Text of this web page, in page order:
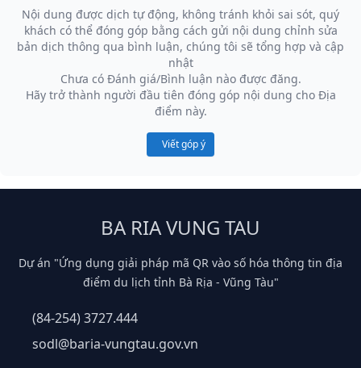
Nội dung được dịch tự động, không tránh khỏi sai sót, quý
khách có thể đóng góp bằng cách gửi nội dung chỉnh sửa
bản dịch thông qua bình luận, chúng tôi sẽ tổng hợp và cập
nhật
Chưa có Đánh giá/Bình luận nào được đăng.
Hãy trở thành người đầu tiên đóng góp nội dung cho Địa
điểm này.
Viết góp ý
BA RIA VUNG TAU
Dự án "Ứng dụng giải pháp mã QR vào số hóa thông tin địa
điểm du lịch tỉnh Bà Rịa - Vũng Tàu"
(84-254) 3727.444
sodl@baria-vungtau.gov.vn